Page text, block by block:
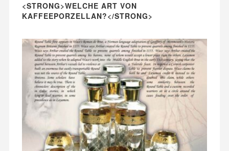
<STRONG>WELCHE ART VON
KAFFEEPORZELLAN?</STRONG>